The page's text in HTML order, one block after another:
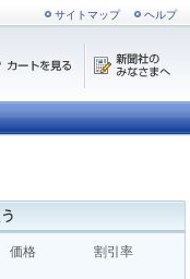
サイトマップ ヘルプ
価格 割引率